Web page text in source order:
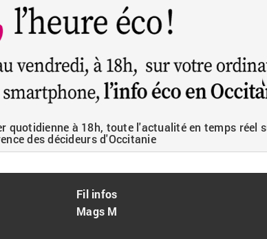
quotidienne à 18h, toute l'actualité en temps réel
des décideurs d'Occitanie
Fil infos
Mags M